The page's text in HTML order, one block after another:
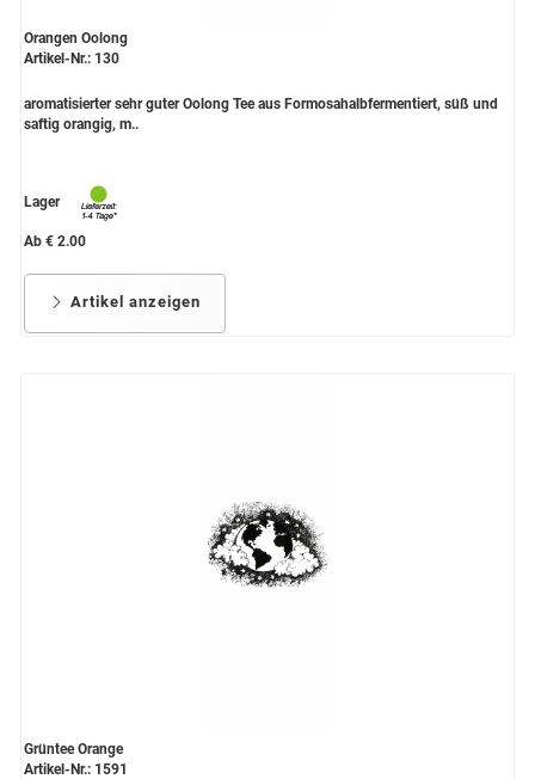
Orangen Oolong
Artikel-Nr.: 130
aromatisierter sehr guter Oolong Tee aus Formosahalbfermentiert, süß und
saftig orangig, m..
Lager
Ab € 2.00
Artikel anzeigen
Grüntee Orange
Artikel-Nr.: 1591